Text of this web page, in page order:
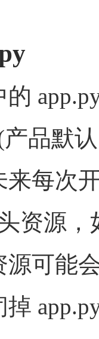
产品默
来每次
资源
源可能